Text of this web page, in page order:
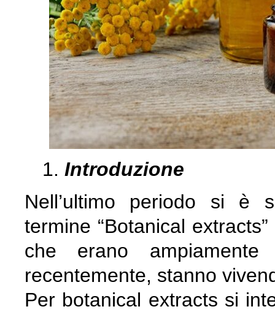
Introduzione
Nell’ultimo periodo si è
termine “Botanical
che erano
recentemente, stanno
Per botanical extracts si